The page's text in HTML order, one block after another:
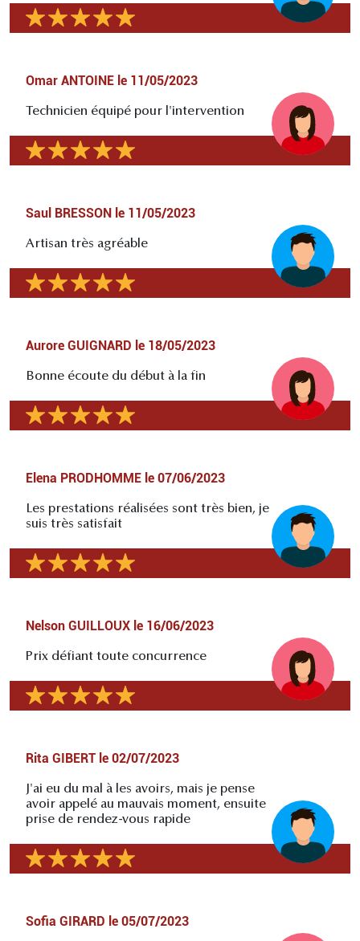
Omar ANTOINE le 11/05/2023
Technicien équipé pour l'intervention
Saul BRESSON le 11/05/2023
Artisan très agréable
Aurore GUIGNARD le 18/05/2023
Bonne écoute du début à la fin
Elena PRODHOMME le 07/06/2023
Les prestations réalisées sont très bien, je
suis très satisfait
Nelson GUILLOUX le 16/06/2023
Prix défiant toute concurrence
Rita GIBERT le 02/07/2023
J'ai eu du mal à les avoirs, mais je pense
avoir appelé au mauvais moment, ensuite
prise de rendez-vous rapide
Sofia GIRARD le 05/07/2023